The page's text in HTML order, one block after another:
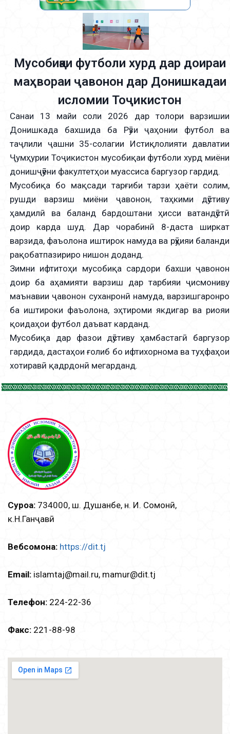
Мусобиқаи футболи хурд дар доираи
маҳвораи ҷавонон дар Донишкадаи
исломии Тоҷикистон
Санаи 13 майи соли 2026 дар толори варзишии
Донишкада бахшида ба Рӯзи ҷаҳонии футбол ва
таҷлили ҷашни 35-солагии Истиқлолияти давлатии
Ҷумҳурии Тоҷикистон мусобиқаи футболи хурд миёни
донишҷӯёни факултетҳои муассиса баргузор гардид.
Мусобиқа бо мақсади тарғиби тарзи ҳаёти солим,
рушди варзиш миёни ҷавонон, таҳкими дӯстиву
ҳамдилӣ ва баланд бардоштани ҳисси ватандӯстӣ
доир карда шуд. Дар чорабинӣ 8-даста ширкат
варзида, фаъолона иштирок намуда ва рӯҳияи баланди
рақобатпазириро нишон доданд.
Зимни ифтитоҳи мусобиқа сардори бахши ҷавонон
доир ба аҳамияти варзиш дар тарбияи ҷисмониву
маънавии ҷавонон суханронӣ намуда, варзишгаронро
ба иштироки фаъолона, эҳтироми якдигар ва риояи
қоидаҳои футбол даъват карданд.
Мусобиқа дар фазои дӯстиву ҳамбастагӣ баргузор
гардида, дастаҳои ғолиб бо ифтихорнома ва туҳфаҳои
хотиравӣ қадрдонӣ мегарданд.
Суроға: 734000, ш. Душанбе, н. И. Сомонӣ,
к.Н.Ганҷавӣ
Вебсомона: https://dit.tj
Email: islamtаj@mail.ru, mamur@dit.tj
Телефон: 224-22-36
Факс: 221-88-98